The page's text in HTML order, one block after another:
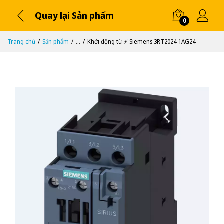
Quay lại Sản phẩm 0
Trang chủ Sản phẩm ... Khởi động từ ⚡️ Siemens 3RT2024-1AG24